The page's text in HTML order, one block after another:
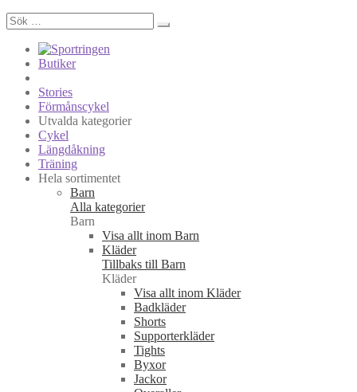
Sök
efter:
Butiker
Stories
Förmånscykel
Utvalda kategorier
Cykel
Längdåkning
Träning
Hela sortimentet
Barn
Alla kategorier
Barn
Visa allt inom Barn
Kläder
Tillbaks till Barn
Kläder
Visa allt inom Kläder
Badkläder
Shorts
Supporterkläder
Tights
Byxor
Jackor